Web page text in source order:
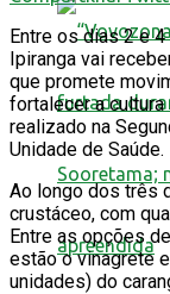
Entre os dias 2 e
Ipiranga vai
que promete
fortalecer a
realizado na
Unidade de Saúde.
Ao longo dos três
crustáceo, com
Entre as opções
estão o vinagrete
unidades) do